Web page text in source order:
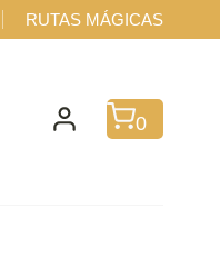
RUTAS MÁGICAS
0